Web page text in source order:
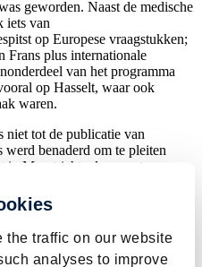
the traffic on our website
analyses to improve
geworden. Naast de medische
iets van
op Europese vraagstukken;
Frans plus internationale
van het programma
op Hasselt, waar ook
waren.
tot de publicatie van
benaderd om te pleiten
Maastricht, als aanzet van een
om de vraag te beantwoorden
faculteit moest komen. Zij
van een studie
over de oprichting van een
maart 1968 niettemin bij Van